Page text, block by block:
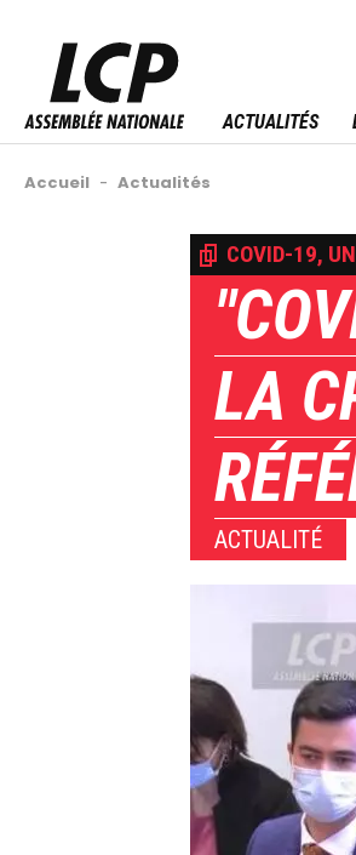
contenu
principal
ACTUALITÉS
Fil
Accueil - Actualités
COVID-19,
LA
ACTUALITÉ